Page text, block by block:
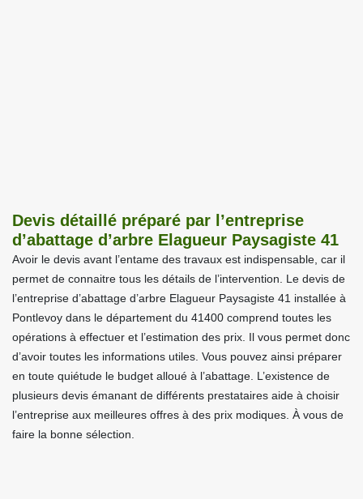
Devis détaillé préparé par l’entreprise
d’abattage d’arbre Elagueur Paysagiste 41
Avoir le devis avant l’entame des travaux est indispensable, car il
permet de connaitre tous les détails de l’intervention. Le devis de
l’entreprise d’abattage d’arbre Elagueur Paysagiste 41 installée à
Pontlevoy dans le département du 41400 comprend toutes les
opérations à effectuer et l’estimation des prix. Il vous permet donc
d’avoir toutes les informations utiles. Vous pouvez ainsi préparer
en toute quiétude le budget alloué à l’abattage. L’existence de
plusieurs devis émanant de différents prestataires aide à choisir
l’entreprise aux meilleures offres à des prix modiques. À vous de
faire la bonne sélection.